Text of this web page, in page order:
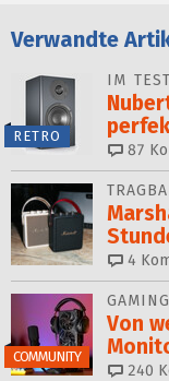
Verwandte
RETRO
IM
87
4
COMMUNITY
Von
240